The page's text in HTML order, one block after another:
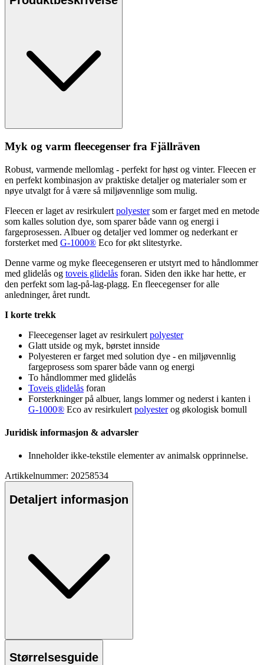
Myk og varm fleecegenser fra Fjällräven
Robust, varmende mellomlag - perfekt for høst og vinter. Fleecen er
en perfekt kombinasjon av praktiske detaljer og materialer som er
nøye utvalgt for å være så miljøvennlige som mulig.
Fleecen er laget av resirkulert polyestersom er farget med en metode
som kalles solution dye, som sparer både vann og energi i
fargeprosessen. Albuer og detaljer ved lommer og nederkant er
forsterket med G-1000® Eco for økt slitestyrke.
Denne varme og myke fleecegenseren er utstyrt med to håndlommer
med glidelås og toveis glidelås foran. Siden den ikke har hette, er
den perfekt som lag-på-lag-plagg. En fleecegenser for alle
anledninger, året rundt.
I korte trekk
Fleecegenser laget av resirkulert polyester
Glatt utside og myk, børstet innside
Polyesteren er farget med solution dye - en miljøvennlig
fargeprosess som sparer både vann og energi
To håndlommer med glidelås
Toveis glidelås foran
Forsterkninger på albuer, langs lommer og nederst i kanten i
G-1000® Eco av resirkulert polyesterog økologisk bomull
Juridisk informasjon & advarsler
Inneholder ikke-tekstile elementer av animalsk opprinnelse.
Artikkelnummer: 20258534
Detaljert informasjon
Størrelsesguide